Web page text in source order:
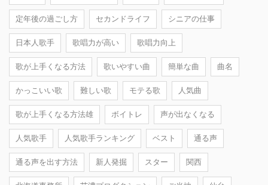
定年後の過ごし方 セカンドライフ シニアの仕事
日本人歌手 歌唱力が高い 歌唱力向上
歌が上手くなる方法 歌いやすい曲 簡単な曲 曲名
かっこいい歌 難しい歌 モテる歌 人気曲
歌が上手くなる方法雄 ボイトレ 声が出なくなる
人気歌手 人気歌手ランキング ベスト 通る声
通る声を出す方法 新人発掘 スター 関西